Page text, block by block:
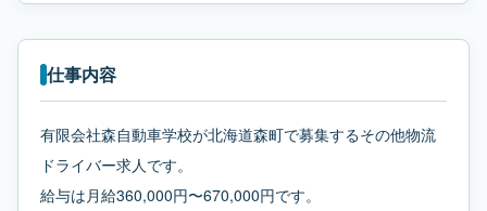
仕事内容
有限会社森自動車学校が北海道森町で募集するその他物流
ドライバー求人です。
給与は月給360,000円〜670,000円です。